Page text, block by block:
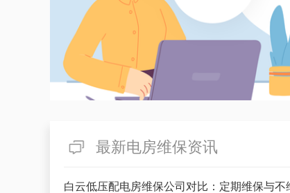
最新电房维保资讯
白云低压配电房维保公司对比：定期维保与